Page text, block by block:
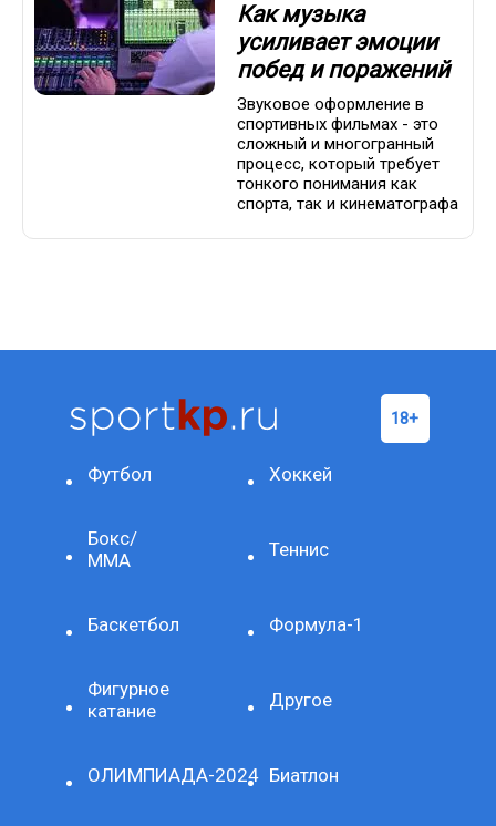
Как музыка
усиливает эмоции
побед и поражений
Звуковое оформление в
спортивных фильмах - это
сложный и многогранный
процесс, который требует
тонкого понимания как
спорта, так и кинематографа
Футбол Хоккей
Бокс/
ММА
Теннис
Баскетбол Формула-1
Фигурное
катание
Другое
ОЛИМПИАДА-2024 Биатлон